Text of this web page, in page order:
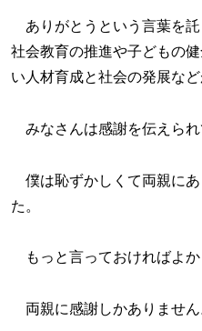
ありがとうという言葉を託
社会教育の推進や子どもの
い人材育成と社会の発展など
みなさんは感謝を伝えられ
僕は恥ずかしくて両親に
た。
もっと言っておければよか
両親に感謝しかありません